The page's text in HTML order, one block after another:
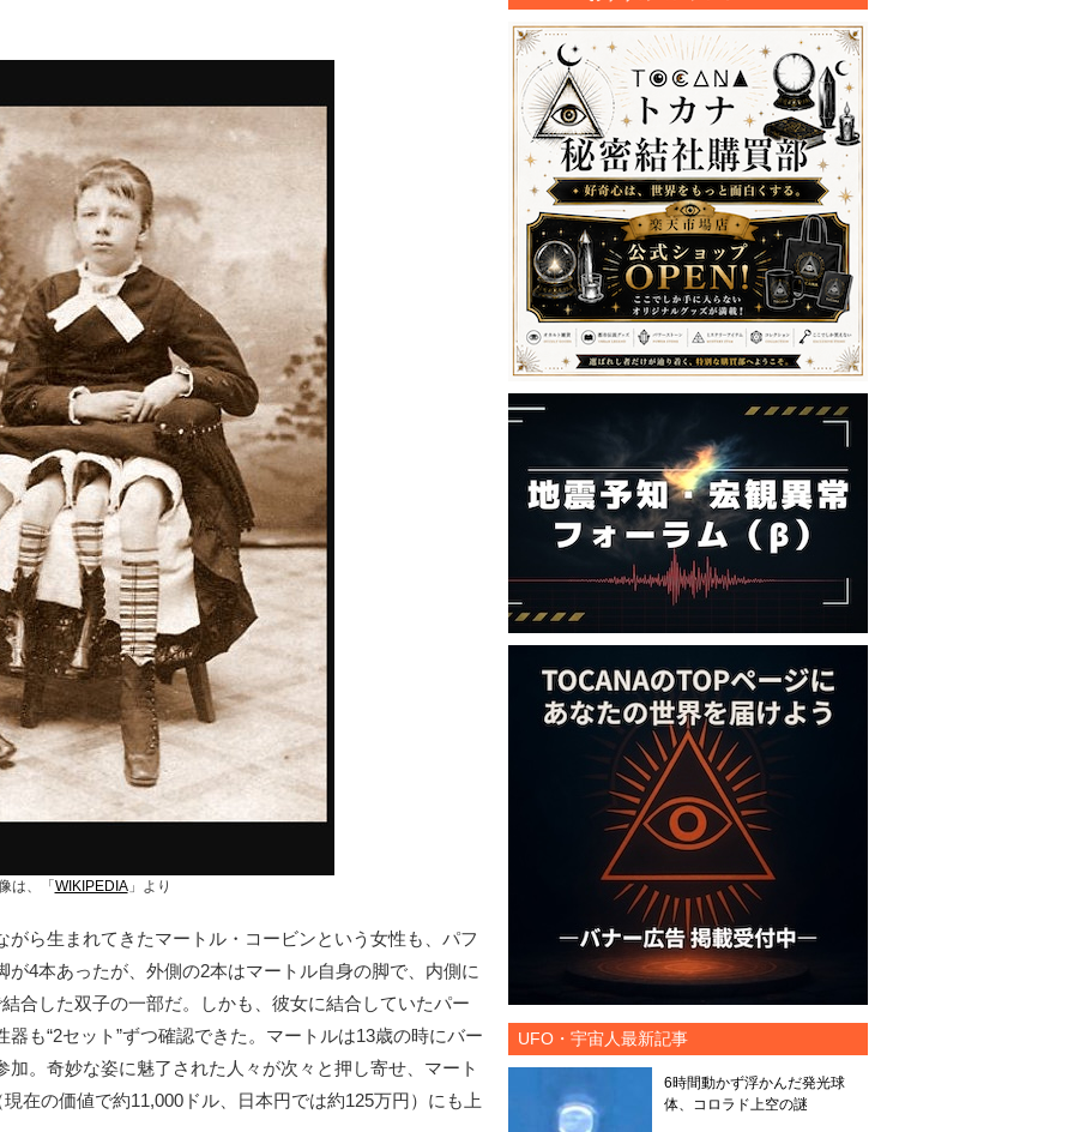
は、「 WIKIPEDIA」より
ら生まれてきたマートル・コービンという女性も、パフ
4本あったが、外側の2本はマートル自身の脚で、内側に
合した双子の一部だ。しかも、彼女に結合していたパー
も“2セット”ずつ確認できた。マートルは13歳の時にバー
。奇妙な姿に魅了された人々が次々と押し寄せ、マート
在の価値で約11,000ドル、日本円では約125万円）にも上
UFO・宇宙人最新記事
6時間動かず浮かんだ発光球
体、コロラド上空の謎